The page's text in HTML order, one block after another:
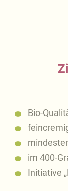
Bio-
im 400-
Initiative